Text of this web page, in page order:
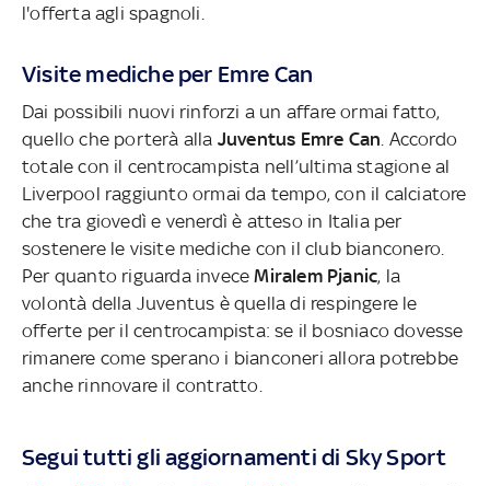
l'offerta agli spagnoli.
Visite mediche per Emre Can
Dai possibili nuovi rinforzi a un affare ormai fatto,
quello che porterà alla Juventus Emre Can . Accordo
totale con il centrocampista nell’ultima stagione al
Liverpool raggiunto ormai da tempo, con il calciatore
che tra giovedì e venerdì è atteso in Italia per
sostenere le visite mediche con il club bianconero.
Per quanto riguarda inveceMiralem Pjanic, la
volontà della Juventus è quella di respingere le
offerte per il centrocampista: se il bosniaco dovesse
rimanere come sperano i bianconeri allora potrebbe
anche rinnovare il contratto.
Segui tutti gli aggiornamenti di Sky Sport